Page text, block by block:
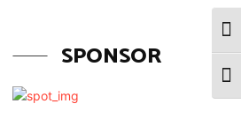
SPONSOR